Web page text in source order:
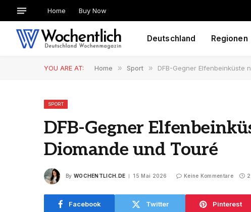
Home Buy Now
Deutschland Regionen
YOU ARE AT: Home » Sport » DFB-Gegner Elfenbeinküste
SPORT
DFB-Gegner
Diomande und Touré
By WOCHENTLICH.DE 15 Mai 2026 Keine Kommentare
Facebook Twitter Pinterest